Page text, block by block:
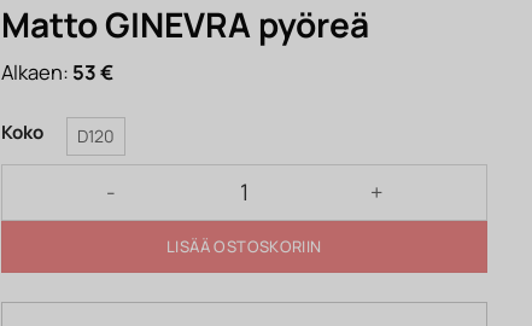
Matto GINEVRA pyöreä
Alkaen: 53€
Koko D120
Matto GINEVRA pyöreä määrä
LISÄÄ OSTOSKORIIN